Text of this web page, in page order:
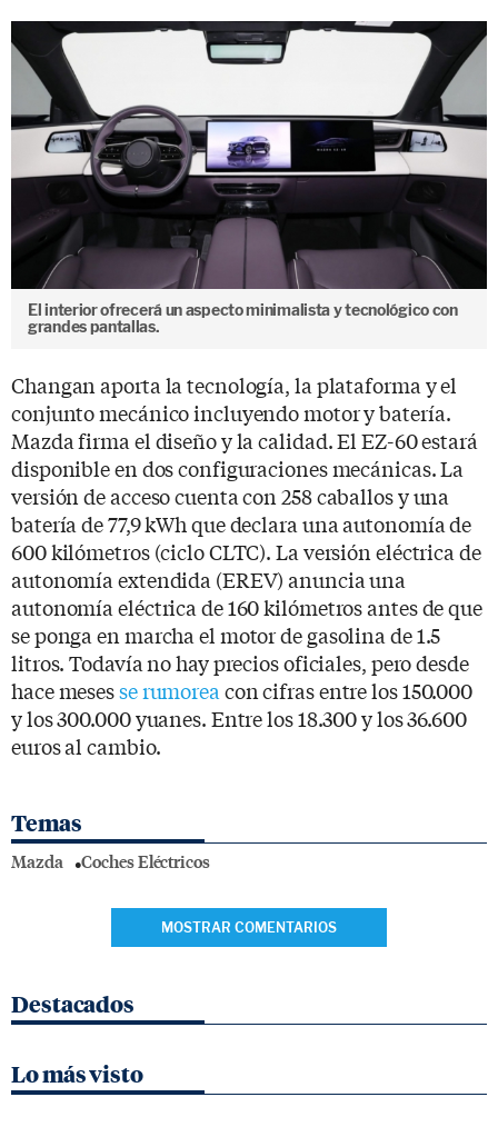
El interior ofrecerá un aspecto minimalista y tecnológico con
grandes pantallas.
Changan aporta la tecnología, la plataforma y el
conjunto mecánico incluyendo motor y batería.
Mazda firma el diseño y la calidad. El EZ-60 estará
disponible en dos configuraciones mecánicas. La
versión de acceso cuenta con 258 caballos y una
batería de 77,9 kWh que declara una autonomía de
600 kilómetros (ciclo CLTC). La versión eléctrica de
autonomía extendida (EREV) anuncia una
autonomía eléctrica de 160 kilómetros antes de que
se ponga en marcha el motor de gasolina de 1.5
litros. Todavía no hay precios oficiales, pero desde
hace mesesse rumorea con cifras entre los 150.000
y los 300.000 yuanes. Entre los 18.300 y los 36.600
euros al cambio.
Temas
Mazda Coches Eléctricos
MOSTRAR COMENTARIOS
Destacados
Lo más visto